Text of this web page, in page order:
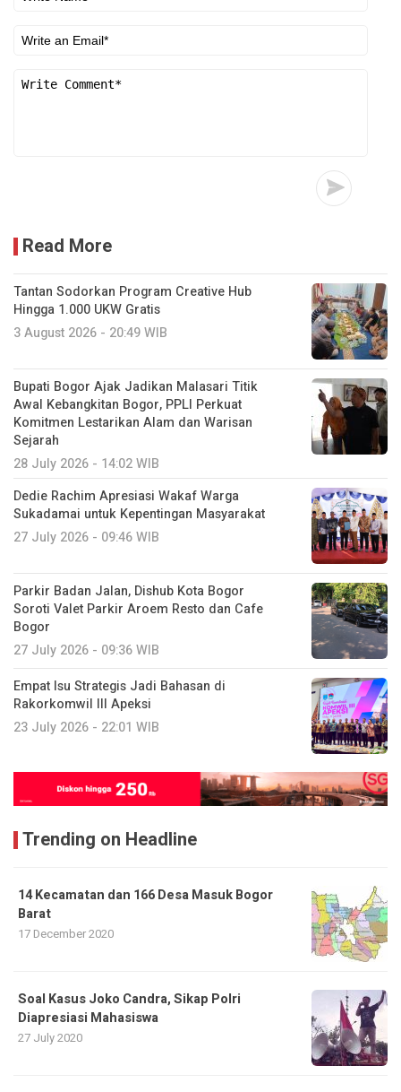
Read More
Tantan Sodorkan Program Creative Hub
Hingga 1.000 UKW Gratis
3 August 2026 - 20:49 WIB
Bupati Bogor Ajak Jadikan Malasari Titik
Awal Kebangkitan Bogor, PPLI Perkuat
Komitmen Lestarikan Alam dan Warisan
Sejarah
28 July 2026 - 14:02 WIB
Dedie Rachim Apresiasi Wakaf Warga
Sukadamai untuk Kepentingan Masyarakat
27 July 2026 - 09:46 WIB
Parkir Badan Jalan, Dishub Kota Bogor
Soroti Valet Parkir Aroem Resto dan Cafe
Bogor
27 July 2026 - 09:36 WIB
Empat Isu Strategis Jadi Bahasan di
Rakorkomwil III Apeksi
23 July 2026 - 22:01 WIB
Trending on Headline
14 Kecamatan dan 166 Desa Masuk Bogor
Barat
17 December 2020
Soal Kasus Joko Candra, Sikap Polri
Diapresiasi Mahasiswa
27 July 2020